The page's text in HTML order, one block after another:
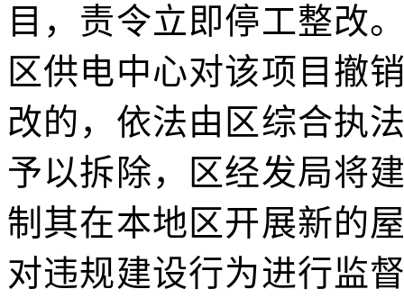
目，责令立即停工整改
区供电中心对该项目撤
改的，依法由区综合执
予以拆除，区经发局将
制其在本地区开展新的
对违规建设行为进行监